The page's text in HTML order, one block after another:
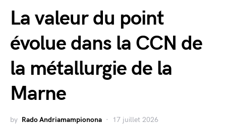
La valeur du point
évolue dans la CCN de
la métallurgie de la
Marne
by Rado Andriamampionona 17 juillet 2026